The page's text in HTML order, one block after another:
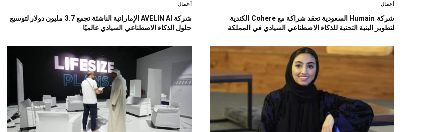
أعمال
شركة Humain السعودية تعقد شراكة مع Cohere الكندية
لتطوير البنية التحتية للذكاء الاصطناعي السيادي في المملكة
أعمال
شركة AVELIN AI الإماراتية الناشئة تجمع 3.7 مليون دولار لتوسيع
حلول الذكاء الاصطناعي السيادي عالميًا